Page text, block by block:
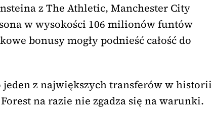
z The Athletic, Manchester City
w wysokości 106 milionów funtów
bonusy mogły podnieść całość do
z największych transferów w historii
na razie nie zgadza się na warunki.